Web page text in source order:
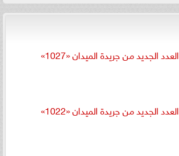
العدد الجديد من جريدة الميدان «1027»
العدد الجديد من جريدة الميدان «1022»